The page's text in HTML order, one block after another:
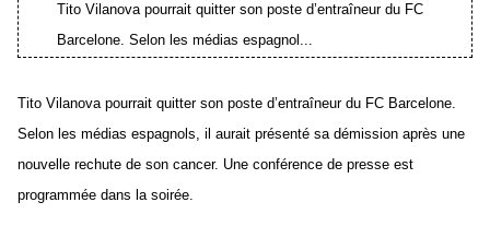
Tito Vilanova pourrait quitter son poste d’entraîneur du FC
Barcelone. Selon les médias espagnol...
Tito Vilanova pourrait quitter son poste d’entraîneur du FC Barcelone.
Selon les médias espagnols, il aurait présenté sa démission après une
nouvelle rechute de son cancer. Une conférence de presse est
programmée dans la soirée.